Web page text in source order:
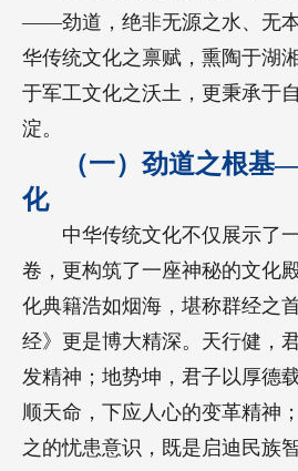
——劲道，绝非无源之水、无
华传统文化之禀赋，熏陶于湖
于军工文化之沃土，更秉承于
淀。
（一）劲道之根
化
中华传统文化不仅展示了
卷，更构筑了一座神秘的文化
化典籍浩如烟海，堪称群经之
经》更是博大精深。天行健，
发精神；地势坤，君子以厚德
顺天命，下应人心的变革精神
之的忧患意识，既是启迪民族